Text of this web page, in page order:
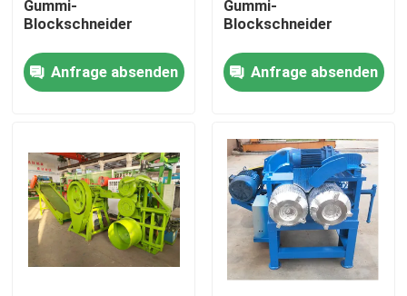
Haus
Produkte
Über uns
Fabrik-Ausflug
Gummi-
Blockschneider
Anfrage absenden
Gummi-
Blockschneider
Anfrage absenden